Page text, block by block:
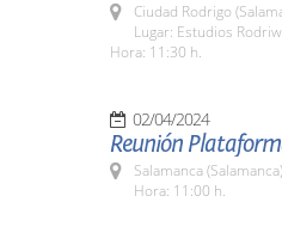
Ciudad Rodrigo
Lugar: Estudios
Hora: 11:30 h.
02/04/2024
Reunión
Salamanca (Salamanca)
Hora: 11:00 h.